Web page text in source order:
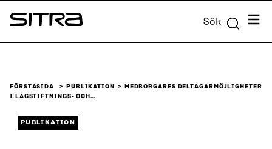
Skip to
content
Sitra Sök Meny
FÖRSTASIDA PUBLIKATION
MEDBORGARES DELTAGARMÖJLIGHETER
I LAGSTIFTNINGS- OCH…
PUBLIKATION